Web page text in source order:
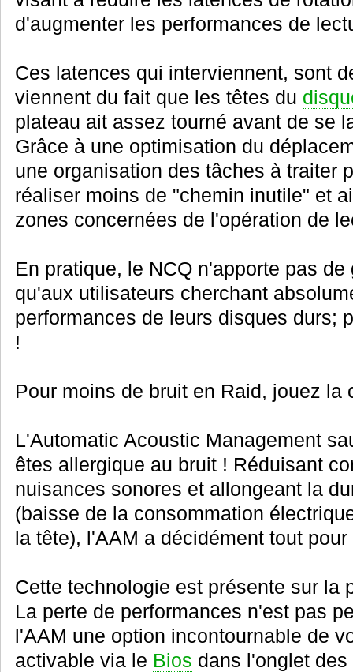
d'augmenter les performances de
Ces latences qui interviennent, sont
viennent du fait que les têtes du
plateau ait assez tourné avant de se
Grâce à une optimisation du
une organisation des tâches à traiter
réaliser moins de "chemin inutile" et
zones concernées de l'opération de
En pratique, le NCQ n'apporte pas
qu'aux utilisateurs cherchant
performances de leurs disques durs;
!
Pour moins de bruit en Raid, jouez la
L'Automatic Acoustic Management
êtes allergique au bruit ! Réduisant
nuisances sonores et allongeant la
(baisse de la consommation
la tête), l'AAM a décidément tout pour
Cette technologie est présente sur la
La perte de performances n'est pas
l'AAM une option incontournable de
activable via le Bios dans l'onglet